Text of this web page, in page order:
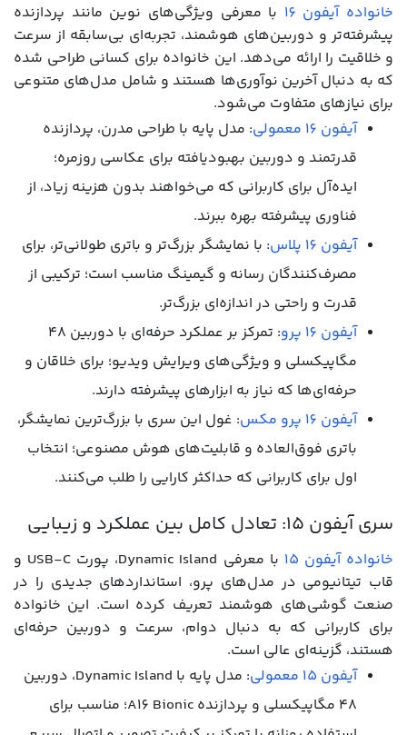
خانواده آیفون 16
با معرفی ویژگی‌های نوین مانند پردازنده
پیشرفته‌تر و دوربین‌های هوشمند، تجربه‌ای بی‌سابقه از سرعت
و خلاقیت را ارائه می‌دهد. این خانواده برای کسانی طراحی شده
که به دنبال آخرین نوآوری‌ها هستند و شامل مدل‌های متنوعی
برای نیازهای متفاوت می‌شود.
آیفون 16 معمولی
: مدل پایه با طراحی مدرن، پردازنده
قدرتمند و دوربین بهبودیافته برای عکاسی روزمره؛
ایده‌آل برای کاربرانی که می‌خواهند بدون هزینه زیاد، از
فناوری پیشرفته بهره ببرند.
آیفون 16 پلاس
: با نمایشگر بزرگ‌تر و باتری طولانی‌تر، برای
مصرف‌کنندگان رسانه و گیمینگ مناسب است؛ ترکیبی از
قدرت و راحتی در اندازه‌ای بزرگ‌تر.
آیفون 16 پرو
: تمرکز بر عملکرد حرفه‌ای با دوربین ۴۸
مگاپیکسلی و ویژگی‌های ویرایش ویدیو؛ برای خلاقان و
حرفه‌ای‌ها که نیاز به ابزارهای پیشرفته دارند.
آیفون 16 پرو مکس
: غول این سری با بزرگ‌ترین نمایشگر،
باتری فوق‌العاده و قابلیت‌های هوش مصنوعی؛ انتخاب
اول برای کاربرانی که حداکثر کارایی را طلب می‌کنند.
سری آیفون 15: تعادل کامل بین عملکرد و زیبایی
خانواده آیفون 15
با معرفی Dynamic Island، پورت USB-C و
قاب تیتانیومی در مدل‌های پرو، استانداردهای جدیدی را در
صنعت گوشی‌های هوشمند تعریف کرده است. این خانواده
برای کاربرانی که به دنبال دوام، سرعت و دوربین حرفه‌ای
هستند، گزینه‌ای عالی است.
آیفون 15 معمولی
: مدل پایه با Dynamic Island، دوربین
۴۸ مگاپیکسلی و پردازنده A16 Bionic؛ مناسب برای